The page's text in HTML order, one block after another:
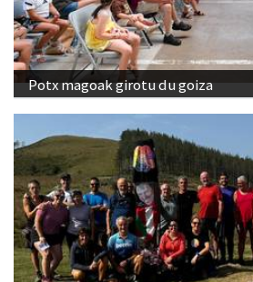
Potx magoak girotu du goiza